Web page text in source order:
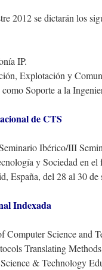
2012 se dictarán los
IP.
Explotación y
Soporte a la
de CTS
Ibérico/III
y Sociedad en el
España, del 28 al 30 de
Indexada
Computer Science and
Translating
& Technology